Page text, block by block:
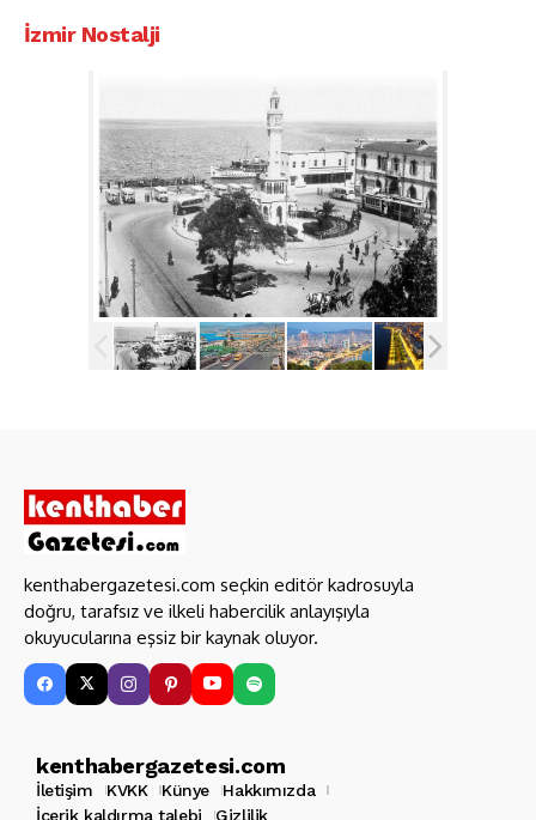
İzmir Nostalji
kenthabergazetesi.com seçkin editör kadrosuyla
doğru, tarafsız ve ilkeli habercilik anlayışıyla
okuyucularına eşsiz bir kaynak oluyor.
kenthabergazetesi.com
İletişim KVKK Künye
Hakkımızda
İçerik kaldırma talebi
Gizlilik